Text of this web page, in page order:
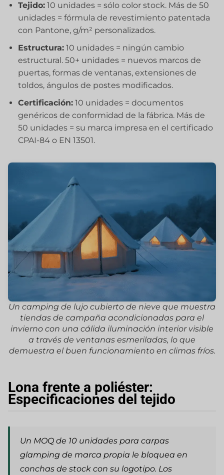
Tejido: 10 unidades = sólo color stock. Más de 50
unidades = fórmula de revestimiento patentada
con Pantone, g/m² personalizados.
Estructura: 10 unidades = ningún cambio
estructural. 50+ unidades = nuevos marcos de
puertas, formas de ventanas, extensiones de
toldos, ángulos de postes modificados.
Certificación: 10 unidades = documentos
genéricos de conformidad de la fábrica. Más de
50 unidades = su marca impresa en el certificado
CPAI-84 o EN 13501.
Un camping de lujo cubierto de nieve que muestra
tiendas de campaña acondicionadas para el
invierno con una cálida iluminación interior visible
a través de ventanas esmeriladas, lo que
demuestra el buen funcionamiento en climas fríos.
Lona frente a poliéster:
Especificaciones del tejido
Un MOQ de 10 unidades para carpas
glamping de marca propia le bloquea en
conchas de stock con su logotipo. Los